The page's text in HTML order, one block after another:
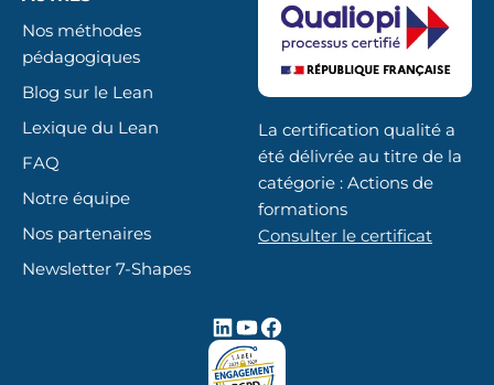
Nos méthodes
pédagogiques
Blog sur le Lean
Lexique du Lean
FAQ
Notre équipe
Nos partenaires
Newsletter 7-Shapes
La certification qualité a
été délivrée au titre de la
catégorie : Actions de
formations
Consulter le certificat